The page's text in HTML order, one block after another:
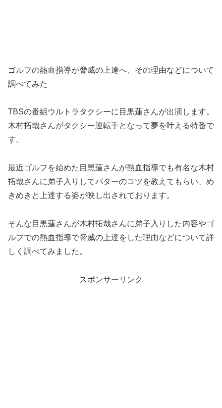
ゴルフの熱血指導が脅威の上達へ、その理由などについて
調べてみた
TBSの番組ウルトラタクシーに目黒蓮さんが出演します。
木村拓哉さんがタクシー運転手となって夢を叶える特番で
す。
最近ゴルフを始めた目黒蓮さんが熱血指導でも有名な木村
拓哉さんに弟子入りしてパターのコツを教えてもらい、め
きめきと上達する姿が映し出されております。
そんな目黒蓮さんが木村拓哉さんに弟子入りした内容やゴ
ルフでの熱血指導で脅威の上達をした理由などについて詳
しく調べてみました。
スポンサーリンク